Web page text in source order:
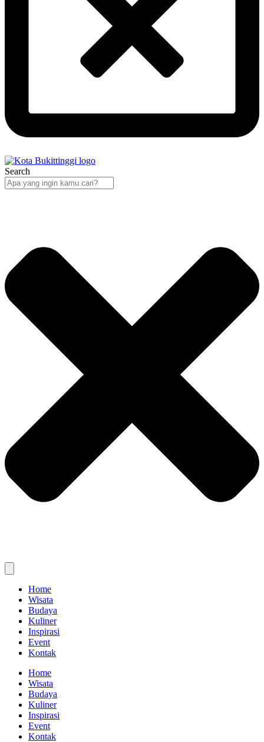
Search
Home
Wisata
Budaya
Kuliner
Inspirasi
Event
Kontak
Home
Wisata
Budaya
Kuliner
Inspirasi
Event
Kontak